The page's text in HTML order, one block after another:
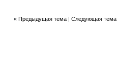
« Предыдущая тема| Следующая тема